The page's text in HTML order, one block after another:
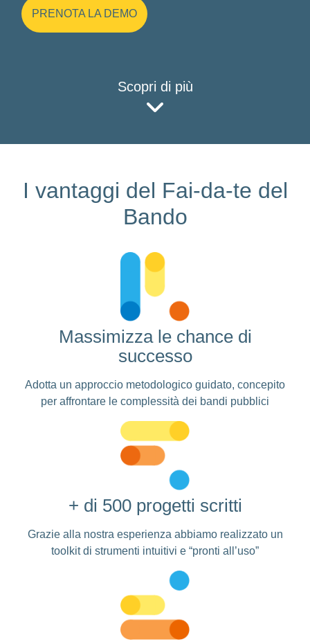
PRENOTA LA DEMO
Scopri di più
I vantaggi del Fai-da-te del
Bando
Massimizza le chance di
successo
Adotta un approccio metodologico guidato, concepito
per affrontare le complessità dei bandi pubblici
+ di 500 progetti scritti
Grazie alla nostra esperienza abbiamo realizzato un
toolkit di strumenti intuitivi e “pronti all’uso”